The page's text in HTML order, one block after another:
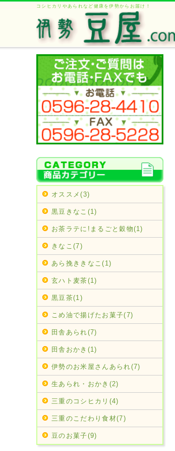
コシヒカリやあられなど健康を伊勢からお届け！
オススメ(3)
黒豆きなこ(1)
お茶ラテに!まるごと穀物(1)
きなこ(7)
あら挽ききなこ(1)
玄ハト麦茶(1)
黒豆茶(1)
こめ油で揚げたお菓子(7)
田舎あられ(7)
田舎おかき(1)
伊勢のお米屋さんあられ(7)
生あられ・おかき(2)
三重のコシヒカリ(4)
三重のこだわり食材(7)
豆のお菓子(9)